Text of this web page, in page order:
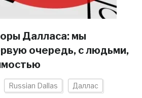
Далласа: мы
очередь, с людьми,
Russian Dallas Даллас